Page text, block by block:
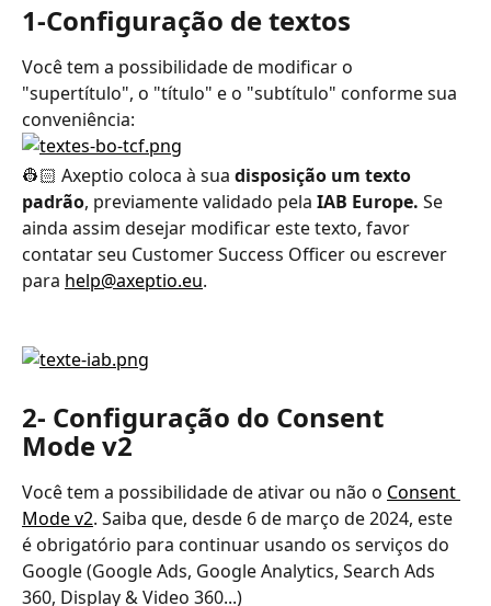
1-Configuração de textos
Você tem a possibilidade de modificar o
"supertítulo", o "título" e o "subtítulo" conforme sua
conveniência:
👷🏻 Axeptio coloca à sua disposição um texto
padrão, previamente validado pela IAB Europe. Se
ainda assim desejar modificar este texto, favor
contatar seu Customer Success Officer ou escrever
para help@axeptio.eu.
2- Configuração do Consent
Mode v2
Você tem a possibilidade de ativar ou não o Consent
Mode v2. Saiba que, desde 6 de março de 2024, este
é obrigatório para continuar usando os serviços do
Google (Google Ads, Google Analytics, Search Ads
360, Display & Video 360...)